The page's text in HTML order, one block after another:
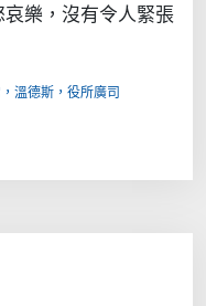
樂，沒有令人緊張
溫德斯，役所廣司